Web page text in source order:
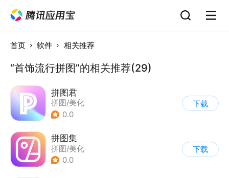
首页 软件 相关推荐
“首饰流行拼图”的相关推荐(29)
拼图君
拼图/美化
0.0
下载
拼图集
拼图/美化
0.0
下载